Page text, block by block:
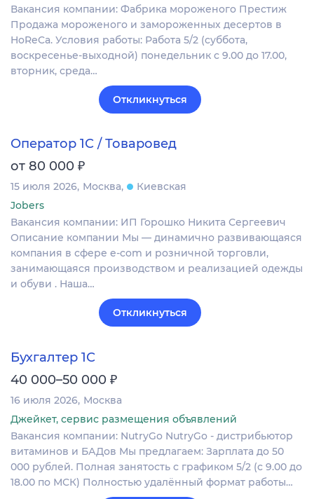
Вакансия компании: Фабрика мороженого Престиж
Продажа мороженого и замороженных десертов в
HoReCa. Условия работы: Работа 5/2 (суббота,
воскресенье-выходной) понедельник с 9.00 до 17.00,
вторник, среда…
Откликнуться
Оператор 1С / Товаровед
от 80 000 ₽
15 июля 2026 Москва
Киевская
Jobers
Вакансия компании: ИП Горошко Никита Сергеевич
Описание компании Мы — динамично развивающаяся
компания в сфере e-com и розничной торговли,
занимающаяся производством и реализацией одежды
и обуви . Наша…
Откликнуться
Бухгалтер 1С
40 000–50 000 ₽
16 июля 2026 Москва
Джейкет, сервис размещения объявлений
Вакансия компании: NutryGo NutryGo - дистрибьютор
витаминов и БАДов Мы предлагаем: Зарплата до 50
000 рублей. Полная занятость с графиком 5/2 (с 9.00 до
18.00 по МСК) Полностью удалённый формат работы…